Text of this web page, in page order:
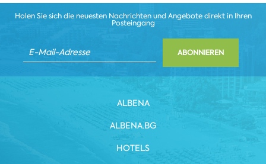
Holen Sie sich die neuesten Nachrichten und Angebote direkt in Ihren
Posteingang
ABONNIEREN
ALBENA
ALBENA.BG
HOTELS